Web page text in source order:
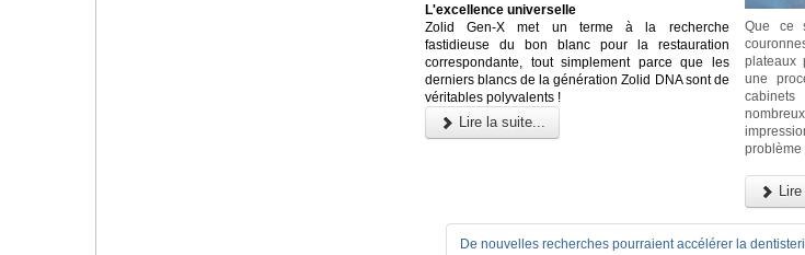
L'excellence universelle
Zolid Gen-X met un terme à la recherche
fastidieuse du bon blanc pour la restauration
correspondante, tout simplement parce que les
derniers blancs de la génération Zolid DNA sont de
véritables polyvalents !
Lire la suite...
Que ce
plateaux
une
problème
De nouvelles recherches pourraient accélérer la